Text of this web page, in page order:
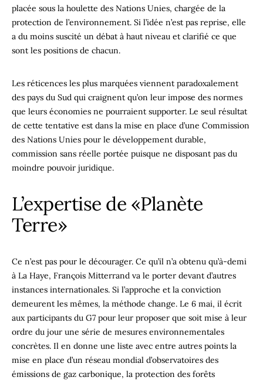
placée sous la houlette des Nations Unies, chargée de la
protection de l’environnement. Si l’idée n’est pas reprise, elle
a du moins suscité un débat à haut niveau et clarifié ce que
sont les positions de chacun.
Les réticences les plus marquées viennent paradoxalement
des pays du Sud qui craignent qu’on leur impose des normes
que leurs économies ne pourraient supporter. Le seul résultat
de cette tentative est dans la mise en place d’une Commission
des Nations Unies pour le développement durable,
commission sans réelle portée puisque ne disposant pas du
moindre pouvoir juridique.
L’expertise de «Planète
Terre»
Ce n’est pas pour le décourager. Ce qu’il n’a obtenu qu’à-demi
à La Haye, François Mitterrand va le porter devant d’autres
instances internationales. Si l’approche et la conviction
demeurent les mêmes, la méthode change. Le 6 mai, il écrit
aux participants du G7 pour leur proposer que soit mise à leur
ordre du jour une série de mesures environnementales
concrètes. Il en donne une liste avec entre autres points la
mise en place d’un réseau mondial d’observatoires des
émissions de gaz carbonique, la protection des forêts